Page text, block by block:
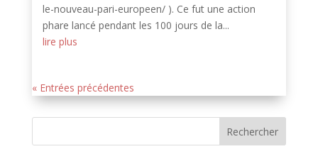
le-nouveau-pari-europeen/ ). Ce fut une action
phare lancé pendant les 100 jours de la...
lire plus
« Entrées précédentes